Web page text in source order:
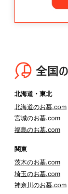
北海道・東北
北海道のお墓.com
宮城のお墓.com
福島のお墓.com
関東
茨木のお墓.com
埼玉のお墓.com
神奈川のお墓.com